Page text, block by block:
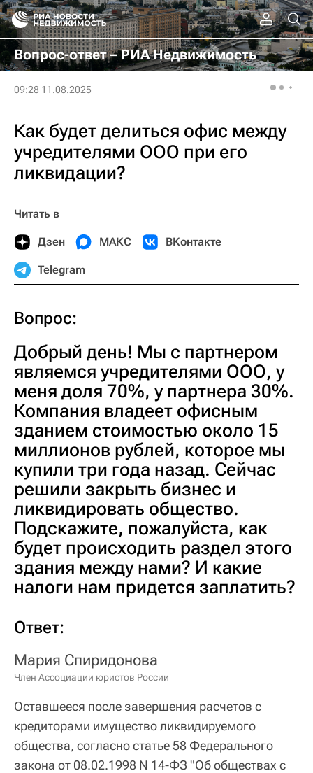
Вопрос-ответ – РИА Недвижимость
09:28 11.08.2025
Как будет делиться офис между
учредителями ООО при его
ликвидации?
Читать в
Дзен МАКС ВКонтакте
Telegram
Вопрос:
Добрый день! Мы с партнером
являемся учредителями ООО, у
меня доля 70%, у партнера 30%.
Компания владеет офисным
зданием стоимостью около 15
миллионов рублей, которое мы
купили три года назад. Сейчас
решили закрыть бизнес и
ликвидировать общество.
Подскажите, пожалуйста, как
будет происходить раздел этого
здания между нами? И какие
налоги нам придется заплатить?
Ответ:
Мария Спиридонова
Член Ассоциации юристов России
Оставшееся после завершения расчетов с
кредиторами имущество ликвидируемого
общества, согласно статье 58 Федерального
закона от 08.02.1998 N 14-ФЗ "Об обществах с